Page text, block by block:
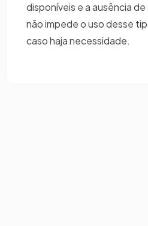
disponíveis e a ausência
não impede o uso desse
caso haja necessidade.